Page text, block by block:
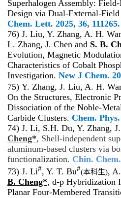
Superhalogen Assembly:
Design via Dual-External-
Chem. Lett. 2025, 36, 111265.
76) J. Liu, Y. Zhang, A. H.
L. Zhang, J. Chen and S. B.
Evolution, Magnetic
Characteristics of Cobalt
Investigation. New J Chem.
75) Y. Zhang, J. Liu, A. H.
On the Structures, Electronic
Dissociation of the Noble-
Carbide Clusters. Chem.
74) J. Li, S.H. Du, Y. Zhang,
Cheng*, Shell-independent
aluminum-based clusters via
functionalization. Chin.
73) J. Li#, Y. T. Bu#(本科生),
B. Cheng*, d-p Hybridization
Planar Four-Membered